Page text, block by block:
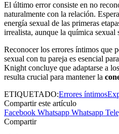
El último error consiste en no
naturalmente con la relación.
energía sexual de las primeras
irrealista, aunque la química sexual
Reconocer los errores íntimos que
sexual con tu pareja es esencial
Knight concluye que adaptarse a
resulta crucial para mantener la
ETIQUETADO:Errores íntimos
Compartir este artículo
Facebook Whatsapp Whatsapp
Compartir